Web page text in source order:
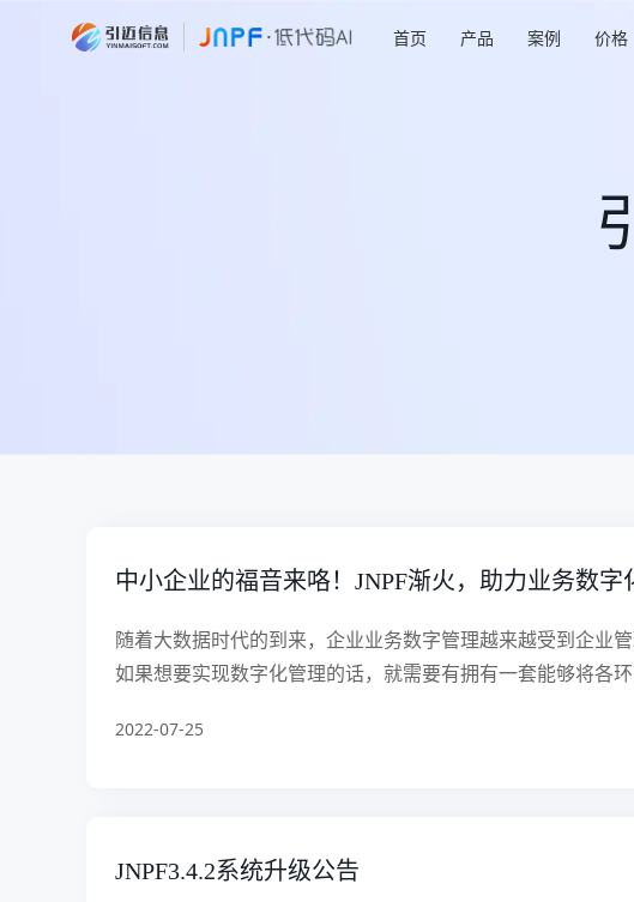
首页 产品 案例 价格
中小企业的福音来咯！JNPF渐火，助力业务数字
随着大数据时代的到来，企业业务数字管理越来越受到企业
如果想要实现数字化管理的话，就需要有拥有一套能够将各
2022-07-25
JNPF3.4.2系统升级公告